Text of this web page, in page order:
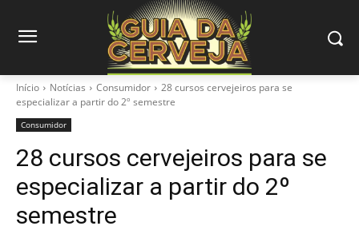
Início Notícias Consumidor
28 cursos cervejeiros para se
especializar a partir do 2º semestre
Consumidor
28 cursos cervejeiros para se
especializar a partir do 2º
semestre